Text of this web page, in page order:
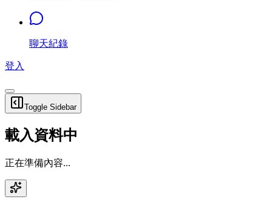
聊天紀錄
登入
Toggle Sidebar
載入資料中
正在準備內容...